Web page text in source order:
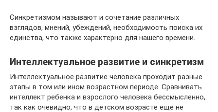
Синкретизмом называют и сочетание различных
взглядов, мнений, убеждений, необходимость поиска их
единства, что также характерно для нашего времени.
Интеллектуальное развитие и синкретизм
Интеллектуальное развитие человека проходит разные
этапы в том или ином возрастном периоде. Сравнивать
интеллект ребенка и взрослого человека бессмысленно,
так как очевидно, что в детском возрасте еще не